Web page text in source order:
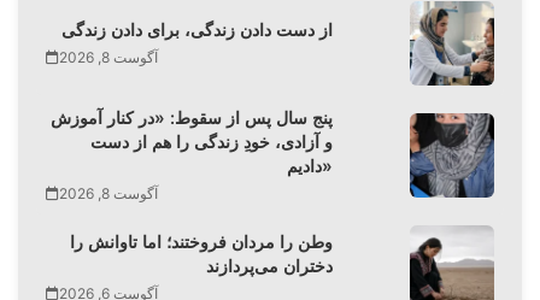
از دست دادن زندگی، برای دادن زندگی
آگوست 8, 2026
پنج سال پس از سقوط: «در کنار آموزش
و آزادی، خودِ زندگی را هم از دست
دادیم»
آگوست 8, 2026
وطن را مردان فروختند؛ اما تاوانش را
دختران می‌پردازند
آگوست 6, 2026